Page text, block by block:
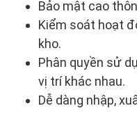
Bảo mật cao
Kiểm soát hoạt
kho.
Phân quyền sử
vị trí khác nhau.
Dễ dàng nhập,